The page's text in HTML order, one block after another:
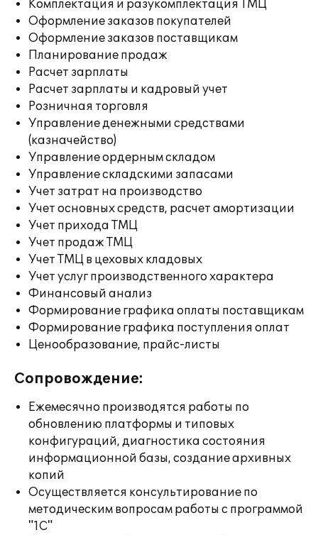
Комплектация и разукомплектация ТМЦ
Оформление заказов покупателей
Оформление заказов поставщикам
Планирование продаж
Расчет зарплаты
Расчет зарплаты и кадровый учет
Розничная торговля
Управление денежными средствами
(казначейство)
Управление ордерным складом
Управление складскими запасами
Учет затрат на производство
Учет основных средств, расчет амортизации
Учет прихода ТМЦ
Учет продаж ТМЦ
Учет ТМЦ в цеховых кладовых
Учет услуг производственного характера
Финансовый анализ
Формирование графика оплаты поставщикам
Формирование графика поступления оплат
Ценообразование, прайс-листы
Сопровождение:
Ежемесячно производятся работы по
обновлению платформы и типовых
конфигураций, диагностика состояния
информационной базы, создание архивных
копий
Осуществляется консультирование по
методическим вопросам работы с программой
"1С"